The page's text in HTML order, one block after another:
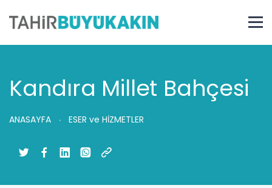
Kandıra Millet Bahçesi
ANASAYFA ESER ve HİZMETLER